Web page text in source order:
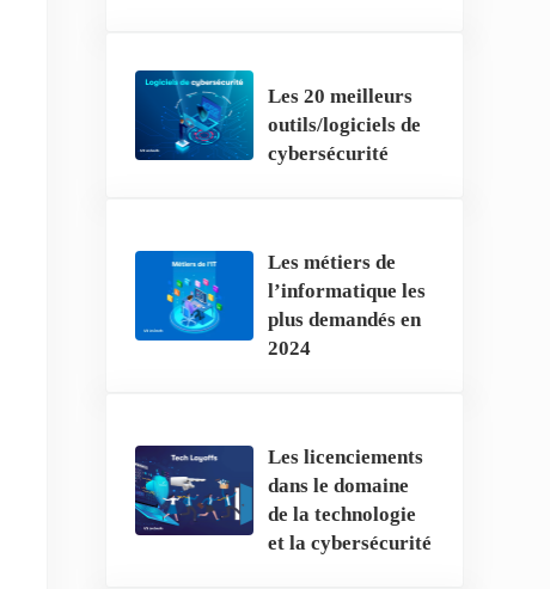
Les 20 meilleurs
outils/logiciels de
cybersécurité
Les métiers de
l’informatique les
plus demandés en
2024
Les licenciements
dans le domaine
de la technologie
et la cybersécurité